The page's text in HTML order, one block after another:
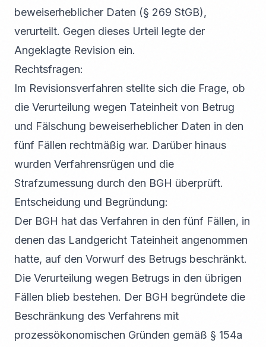
beweiserheblicher Daten (§ 269 StGB),
verurteilt. Gegen dieses Urteil legte der
Angeklagte Revision ein.
Rechtsfragen:
Im Revisionsverfahren stellte sich die Frage, ob
die Verurteilung wegen Tateinheit von Betrug
und Fälschung beweiserheblicher Daten in den
fünf Fällen rechtmäßig war. Darüber hinaus
wurden Verfahrensrügen und die
Strafzumessung durch den BGH überprüft.
Entscheidung und Begründung:
Der BGH hat das Verfahren in den fünf Fällen, in
denen das Landgericht Tateinheit angenommen
hatte, auf den Vorwurf des Betrugs beschränkt.
Die Verurteilung wegen Betrugs in den übrigen
Fällen blieb bestehen. Der BGH begründete die
Beschränkung des Verfahrens mit
prozessökonomischen Gründen gemäß § 154a